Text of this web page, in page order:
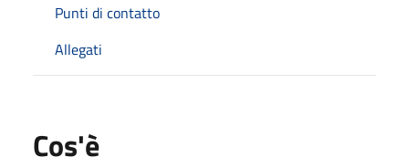
Punti di contatto
Allegati
Cos'è